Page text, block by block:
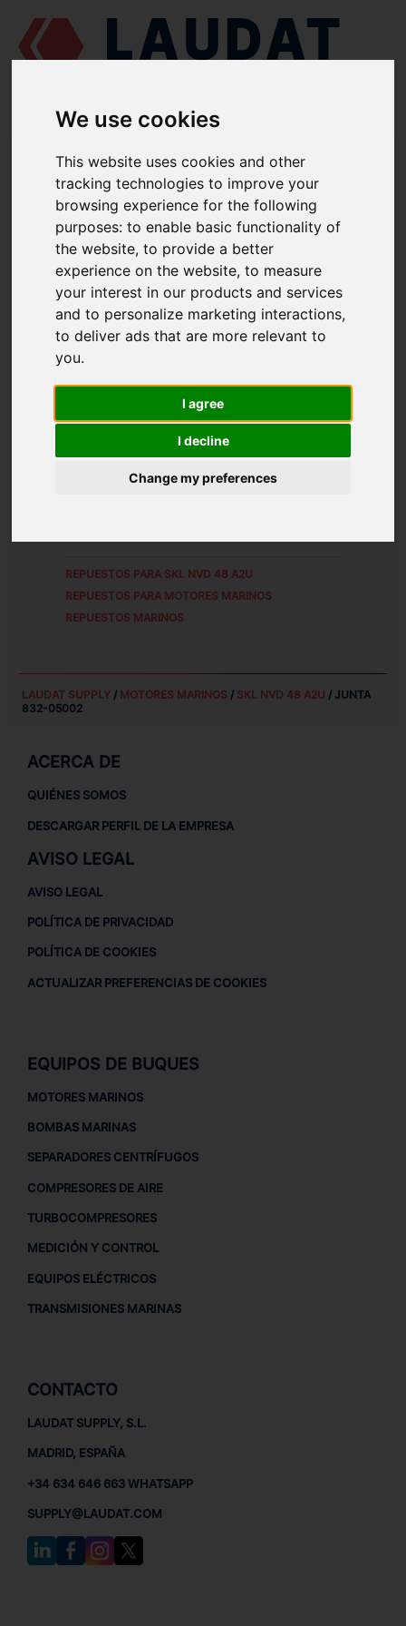
We use cookies
This website uses cookies and other
tracking technologies to improve your
browsing experience for the following
purposes:to enable basic functionality of
the website,to provide a better
experience on the website,to measure
your interest in our products and services
and to personalize marketing interactions,
to deliver ads that are more relevant to
you.
I agree
I decline
Change my preferences
LAUDAT SUPPLY/ MOTORES MARINOS SKL NVD 48 A2U
832-05002
LAUDAT SUPPLY
NVD 48 A2U
CATEGORIA DE BLOQUE DE MOTOR
JUNTA
NÚMERO DE PIEZA: 832-05002
REFERENCIAS DE PIEZA ALTERNATIVAS:
83205002
REPUESTOS PARA SKL NVD 48 A2U
REPUESTOS PARA MOTORES MARINOS
REPUESTOS MARINOS
LAUDAT SUPPLY/ MOTORES MARINOS / SKL NVD 48 A2U / JUNTA
832-05002
ACERCA DE
QUIÉNES SOMOS
DESCARGAR PERFIL DE LA EMPRESA
AVISO LEGAL
AVISO LEGAL
POLÍTICA DE PRIVACIDAD
POLÍTICA DE COOKIES
ACTUALIZAR PREFERENCIAS DE COOKIES
EQUIPOS DE BUQUES
MOTORES MARINOS
BOMBAS MARINAS
SEPARADORES CENTRÍFUGOS
COMPRESORES DE AIRE
TURBOCOMPRESORES
MEDICIÓN Y CONTROL
EQUIPOS ELÉCTRICOS
TRANSMISIONES MARINAS
CONTACTO
LAUDAT SUPPLY, S.L.
MADRID, ESPAÑA
+34 634 646 663 WHATSAPP
SUPPLY@LAUDAT.COM